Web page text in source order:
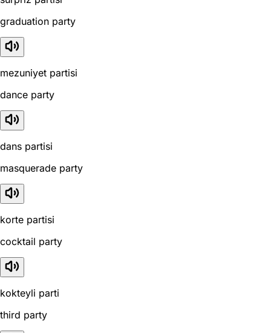
graduation party
mezuniyet partisi
dance party
dans partisi
masquerade party
korte partisi
cocktail party
kokteyli parti
third party